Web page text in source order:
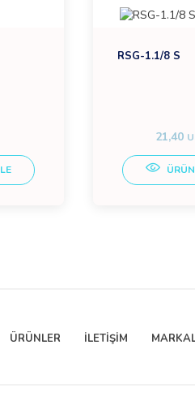
RSG-1.1/8 S
21,40
ÜRÜNLER İLETİŞİM